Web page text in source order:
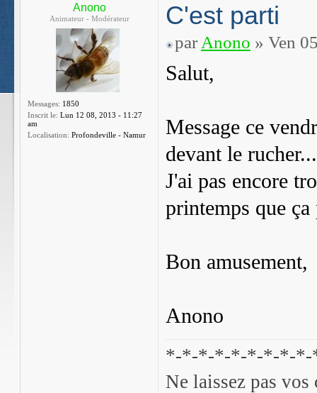
Anono
Animateur - Modérateur
Messages: 1850
Inscrit le: Lun 12 08, 2013 - 11:27
am
Localisation: Profondeville - Namur
C'est parti
par Anono » Ven
Salut,
Message ce
devant le rucher...
J'ai pas encore
printemps que
Bon amusement,
Anono
*-*-*-*-*-*-*-*-
Ne laissez pas